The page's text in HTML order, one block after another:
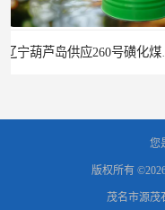
您
版权所有
茂名市源茂